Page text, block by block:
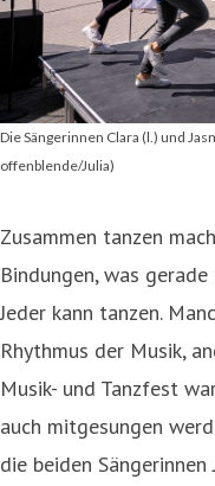
Die Sängerinnen Clara (l.) und
offenblende/Julia)
Zusammen tanzen
Bindungen, was
Jeder kann tanzen.
Rhythmus der Musik,
Musik- und Tanzfest
auch mitgesungen
die beiden